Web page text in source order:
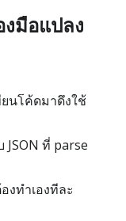
มือแปลง
นโค้ดมาดึงใช้
JSON ที่ parse
งทำเองทีละ